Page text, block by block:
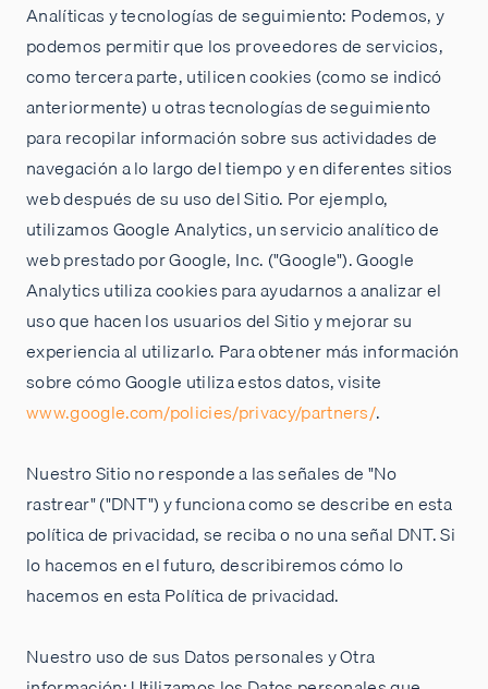
Analíticas y tecnologías de seguimiento: Podemos, y
podemos permitir que los proveedores de servicios,
como tercera parte, utilicen cookies (como se indicó
anteriormente) u otras tecnologías de seguimiento
para recopilar información sobre sus actividades de
navegación a lo largo del tiempo y en diferentes sitios
web después de su uso del Sitio. Por ejemplo,
utilizamos Google Analytics, un servicio analítico de
web prestado por Google, Inc. ("Google"). Google
Analytics utiliza cookies para ayudarnos a analizar el
uso que hacen los usuarios del Sitio y mejorar su
experiencia al utilizarlo. Para obtener más información
sobre cómo Google utiliza estos datos, visite
www.google.com/policies/privacy/partners/.
Nuestro Sitio no responde a las señales de "No
rastrear" ("DNT") y funciona como se describe en esta
política de privacidad, se reciba o no una señal DNT. Si
lo hacemos en el futuro, describiremos cómo lo
hacemos en esta Política de privacidad.
Nuestro uso de sus Datos personales y Otra